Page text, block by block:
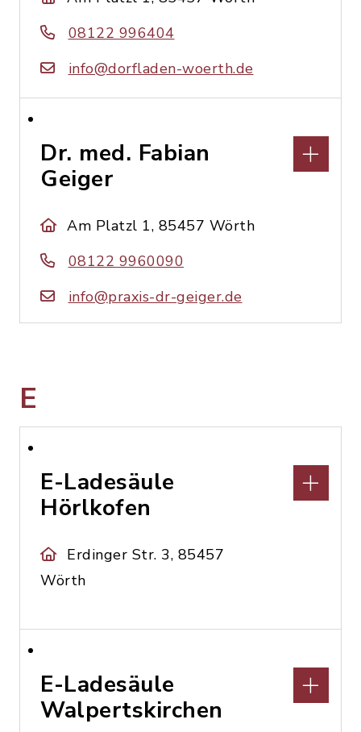
08122 996404
info@dorfladen-woerth.de
Dr. med. Fabian
Geiger
Am Platzl 1, 85457 Wörth
08122 9960090
info@praxis-dr-geiger.de
E
E-Ladesäule
Hörlkofen
Erdinger Str. 3, 85457
Wörth
E-Ladesäule
Walpertskirchen